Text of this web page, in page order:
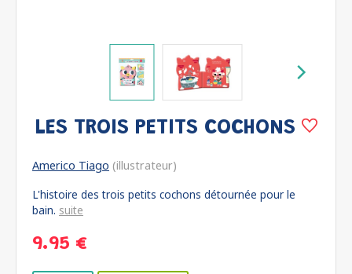
LES TROIS PETITS COCHONS
Americo Tiago (illustrateur)
L'histoire des trois petits cochons détournée pour le
bain. suite
9.95 €